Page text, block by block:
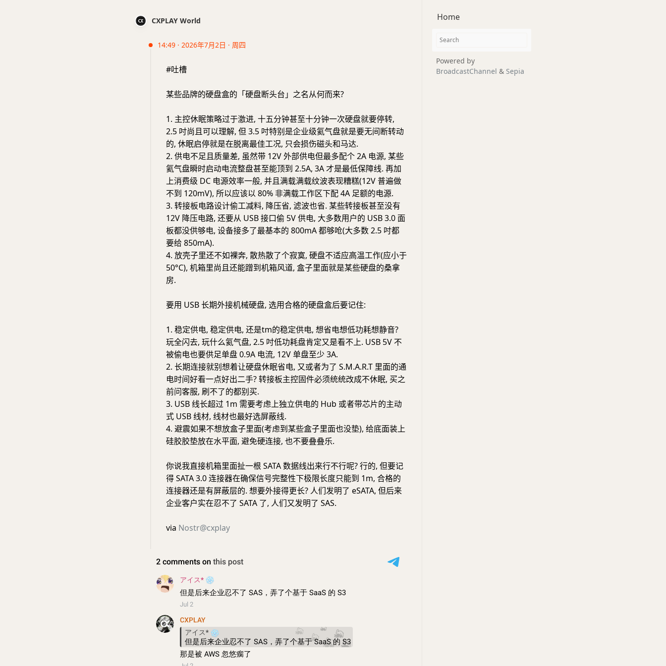
CXPLAY World
14:49 · 2026年7月2日 · 周四
#吐槽
某些品牌的硬盘盒的「硬盘断头台」之名从何而来?
1. 主控休眠策略过于激进, 十五分钟甚至十分钟一次硬盘就要停转,
2.5 吋尚且可以理解, 但 3.5 吋特别是企业级氦气盘就是要无间断转动
的, 休眠启停就是在脱离最佳工况, 只会损伤磁头和马达.
2. 供电不足且质量差, 虽然带 12V 外部供电但最多配个 2A 电源, 某些
氦气盘瞬时启动电流整盘甚至能顶到 2.5A, 3A 才是最低保障线. 再加
上消费级 DC 电源效率一般, 并且满载满载纹波表现糟糕(12V 普遍做
不到 120mV), 所以应该以 80% 非满载工作区下配 4A 足额的电源.
3. 转接板电路设计偷工减料, 降压省, 滤波也省. 某些转接板甚至没有
12V 降压电路, 还要从 USB 接口偷 5V 供电, 大多数用户的 USB 3.0 面
板都没供够电, 设备接多了最基本的 800mA 都够呛(大多数 2.5 吋都
要给 850mA).
4. 放壳子里还不如裸奔, 散热散了个寂寞, 硬盘不适应高温工作(应小于
50°C), 机箱里尚且还能蹭到机箱风道, 盒子里面就是某些硬盘的桑拿
房.
要用 USB 长期外接机械硬盘, 选用合格的硬盘盒后要记住:
1. 稳定供电, 稳定供电, 还是tm的稳定供电, 想省电想低功耗想静音?
玩全闪去, 玩什么氦气盘, 2.5 吋低功耗盘肯定又是看不上. USB 5V 不
被偷电也要供足单盘 0.9A 电流, 12V 单盘至少 3A.
2. 长期连接就别想着让硬盘休眠省电, 又或者为了 S.M.A.R.T 里面的通
电时间好看一点好出二手? 转接板主控固件必须统统改成不休眠, 买之
前问客服, 刷不了的都别买.
3. USB 线长超过 1m 需要考虑上独立供电的 Hub 或者带芯片的主动
式 USB 线材, 线材也最好选屏蔽线.
4. 避震如果不想放盒子里面(考虑到某些盒子里面也没垫), 给底面装上
硅胶胶垫放在水平面, 避免硬连接, 也不要叠叠乐.
你说我直接机箱里面扯一根 SATA 数据线出来行不行呢? 行的, 但要记
得 SATA 3.0 连接器在确保信号完整性下极限长度只能到 1m, 合格的
连接器还是有屏蔽层的. 想要外接得更长? 人们发明了 eSATA, 但后来
企业客户实在忍不了 SATA 了, 人们又发明了 SAS.
via Nostr@cxplay
Home
Powered by
BroadcastChannel & Sepia